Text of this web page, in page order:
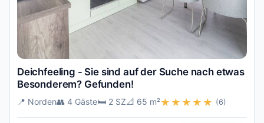
Deichfeeling - Sie sind auf der Suche nach etwas
Besonderem? Gefunden!
📍 Norden👥 4 Gäste🛏️ 2 SZ📐 65 m²★★★★★ (6)